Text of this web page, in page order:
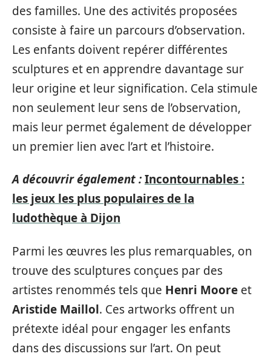
des familles. Une des activités proposées
consiste à faire un parcours d’observation.
Les enfants doivent repérer différentes
sculptures et en apprendre davantage sur
leur origine et leur signification. Cela stimule
non seulement leur sens de l’observation,
mais leur permet également de développer
un premier lien avec l’art et l’histoire.
A découvrir également :Incontournables :
les jeux les plus populaires de la
ludothèque à Dijon
Parmi les œuvres les plus remarquables, on
trouve des sculptures conçues par des
artistes renommés tels que Henri Moore et
Aristide Maillol. Ces artworks offrent un
prétexte idéal pour engager les enfants
dans des discussions sur l’art. On peut